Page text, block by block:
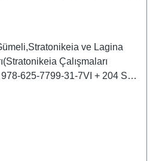
ve Lagina
Çalışmaları
625-7799-31-7VI + 204 S.,